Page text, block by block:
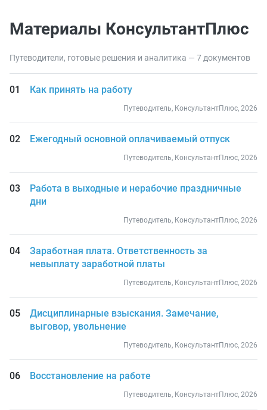
Материалы КонсультантПлюс
Путеводители, готовые решения и аналитика — 7 документов
Как принять на работу
Путеводитель, КонсультантПлюс, 2026
Ежегодный основной оплачиваемый отпуск
Путеводитель, КонсультантПлюс, 2026
Работа в выходные и нерабочие праздничные
дни
Путеводитель, КонсультантПлюс, 2026
Заработная плата. Ответственность за
невыплату заработной платы
Путеводитель, КонсультантПлюс, 2026
Дисциплинарные взыскания. Замечание,
выговор, увольнение
Путеводитель, КонсультантПлюс, 2026
Восстановление на работе
Путеводитель, КонсультантПлюс, 2026